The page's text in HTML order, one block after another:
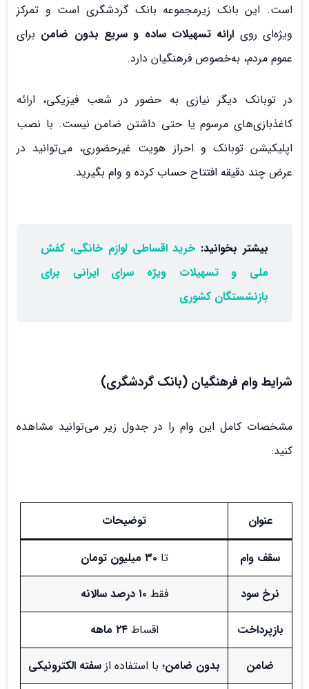
است. این بانک زیرمجموعه بانک گردشگری است و تمرکز
ویژه‌ای روی ارائه تسهیلات ساده و سریع بدون ضامن برای
عموم مردم، به‌خصوص فرهنگیان دارد.
در توبانک دیگر نیازی به حضور در شعب فیزیکی، ارائه
کاغذبازی‌های مرسوم یا حتی داشتن ضامن نیست. با نصب
اپلیکیشن توبانک و احراز هویت غیرحضوری، می‌توانید در
عرض چند دقیقه افتتاح حساب کرده و وام بگیرید.
بیشتر بخوانید: خرید اقساطی لوازم خانگی، کفش
ملی و تسهیلات ویژه سرای ایرانی برای
بازنشستگان کشوری
شرایط وام فرهنگیان (بانک گردشگری)
مشخصات کامل این وام را در جدول زیر می‌توانید مشاهده
کنید:
عنوان توضیحات
سقف وام تا ۳۰ میلیون تومان
نرخ سود فقط ۱۰ درصد سالانه
بازپرداخت اقساط۲۴ ماهه
ضامن بدون ضامن؛ با استفاده از سفته الکترونیکی